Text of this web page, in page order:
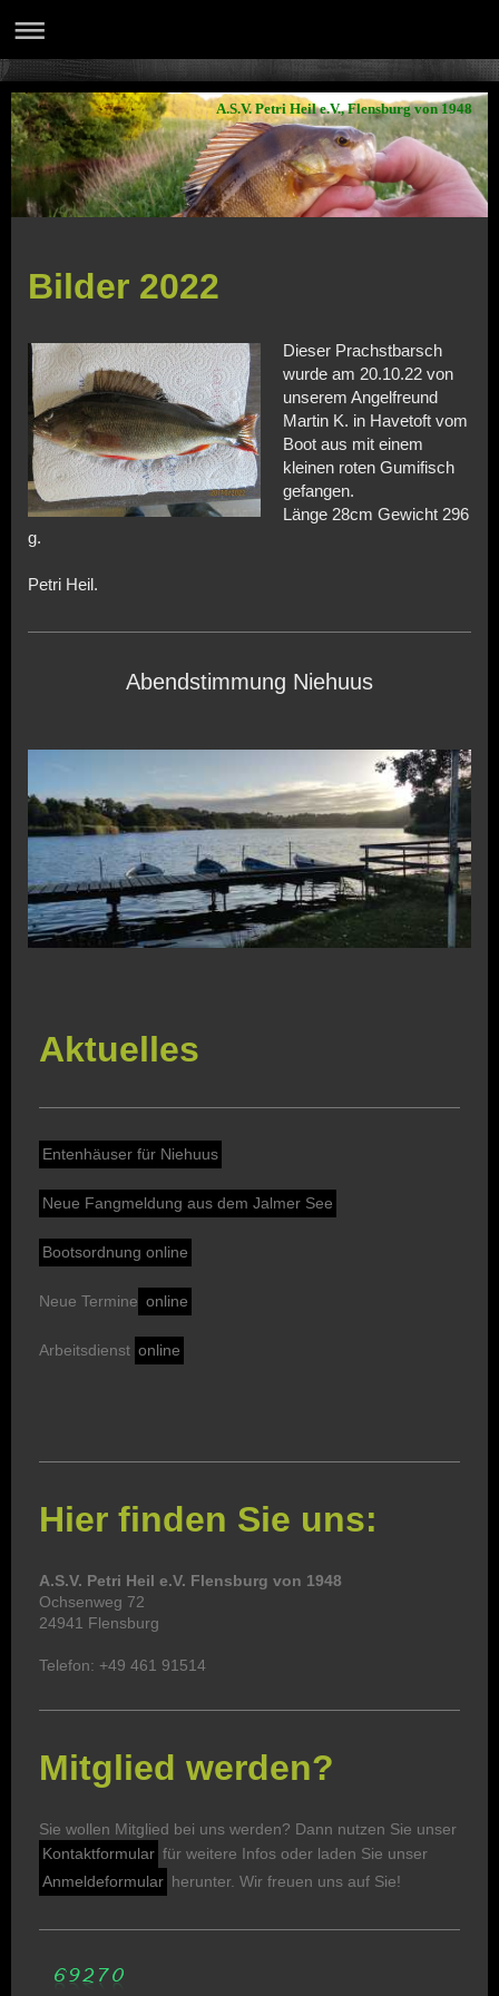
A.S.V. Petri Heil e.V., Flensburg von 1948
Bilder 2022
Dieser Prachstbarsch
wurde am 20.10.22 von
unserem Angelfreund
Martin K. in Havetoft vom
Boot aus mit einem
kleinen roten Gumifisch
gefangen.
Länge 28cm Gewicht 296
g.
Petri Heil.
Abendstimmung Niehuus
Aktuelles
Entenhäuser für Niehuus
Neue Fangmeldung aus dem Jalmer See
Bootsordnung online
Neue Termine online
Arbeitsdienst online
Hier finden Sie uns:
A.S.V. Petri Heil e.V. Flensburg von 1948
Ochsenweg 72
24941 Flensburg
Telefon: +49 461 91514
Mitglied werden?
Sie wollen Mitglied bei uns werden? Dann nutzen Sie unser
Kontaktformular für weitere Infos oder laden Sie unser
Anmeldeformular herunter. Wir freuen uns auf Sie!